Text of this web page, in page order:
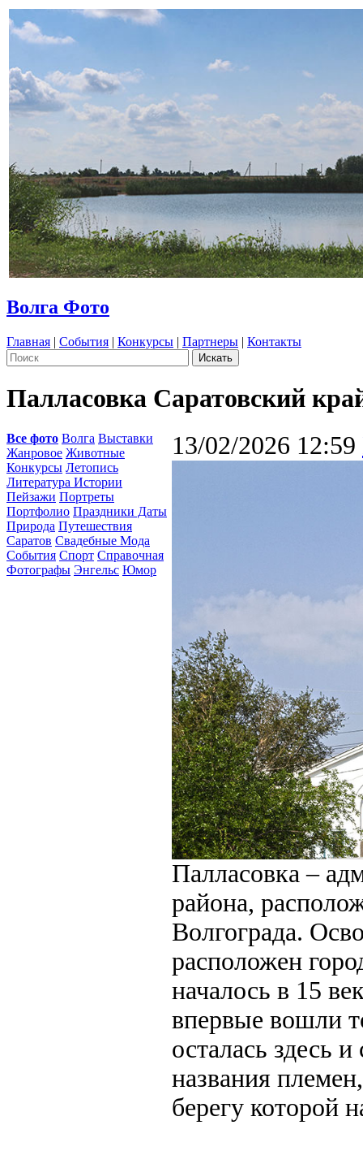
Волга Фото
Главная | События | Конкурсы | Партнеры | Контакты
Палласовка Саратовский
Все фото Волга Выставки
Жанровое Животные
Конкурсы Летопись
Литература Истории
Пейзажи Портреты
Портфолио Праздники Даты
Природа Путешествия
Саратов Свадебные Мода
События Спорт Справочная
Фотографы Энгельс Юмор
13/02/2026 12:59
Палласовка –
района,
Волгограда.
расположен
началось в 15
впервые вошли
осталась здесь
названия
берегу которой